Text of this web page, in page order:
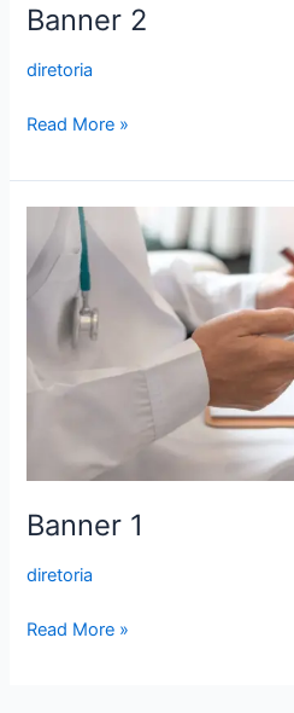
Banner 2
diretoria
Read More »
Banner 1
diretoria
Banner
Read More »